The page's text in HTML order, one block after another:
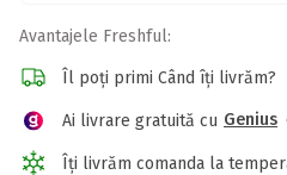
Avantajele Freshful:
Îl poți primi Când îți livrăm?
Ai livrare gratuită cu Genius
Îți livrăm comanda la